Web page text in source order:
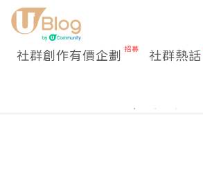
社群創作有價企劃 社群熱話